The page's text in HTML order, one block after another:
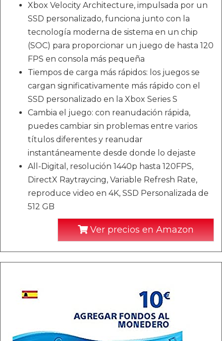
Xbox Velocity Architecture, impulsada por un
SSD personalizado, funciona junto con la
tecnología moderna de sistema en un chip
(SOC) para proporcionar un juego de hasta 120
FPS en consola más pequeña
Tiempos de carga más rápidos: los juegos se
cargan significativamente más rápido con el
SSD personalizado en la Xbox Series S
Cambia el juego: con reanudación rápida,
puedes cambiar sin problemas entre varios
títulos diferentes y reanudar
instantáneamente desde donde lo dejaste
All-Digital, resolución 1440p hasta 120FPS,
DirectX Raytraycing, Variable Refresh Rate,
reproduce video en 4K, SSD Personalizada de
512 GB
Ver precios en Amazon